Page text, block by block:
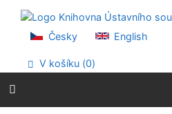
Přejít na menu
Prohlášení o webové
Česky English
V košíku (0)